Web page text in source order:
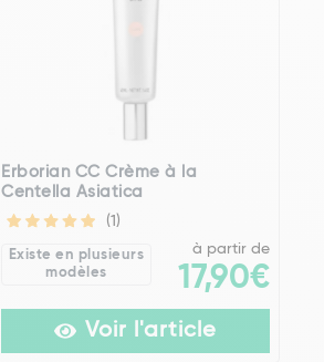
Erborian CC Crème à la
Centella Asiatica
(1)
Existe en plusieurs
modèles
à partir de
17,90€
Voir l'article